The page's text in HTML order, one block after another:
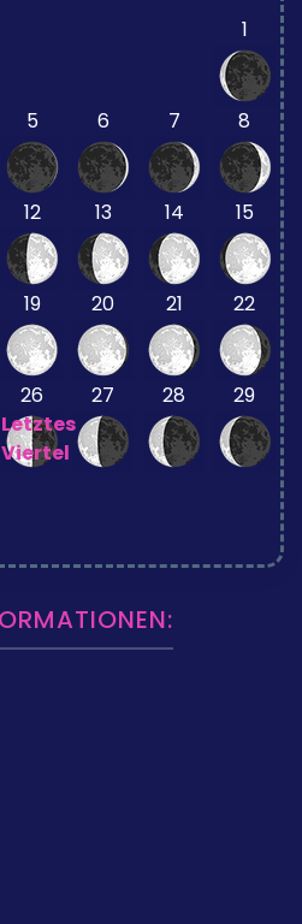
1
5 6 7 8
12 13 14 15
19 20 21 22
26
Letztes
Viertel
27 28 29